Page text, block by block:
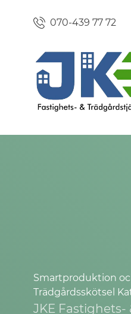
070-439 77 72
Smartproduktion
Trädgårdsskötsel
JKE